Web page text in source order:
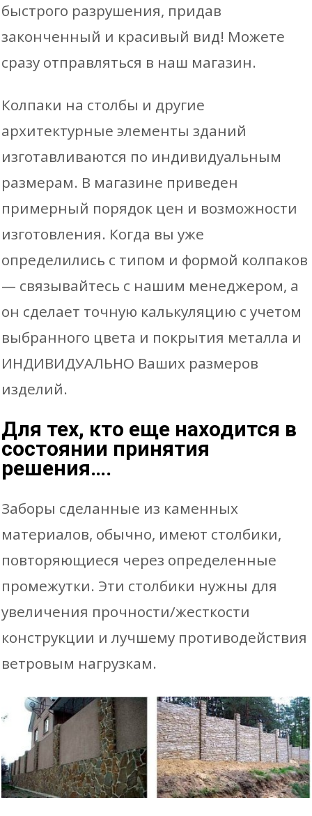
быстрого разрушения, придав
законченный и красивый вид! Можете
сразу отправляться в наш магазин.
Колпаки на столбы и другие
архитектурные элементы зданий
изготавливаются по индивидуальным
размерам. В магазине приведен
примерный порядок цен и возможности
изготовления. Когда вы уже
определились с типом и формой колпаков
— связывайтесь с нашим менеджером, а
он сделает точную калькуляцию с учетом
выбранного цвета и покрытия металла и
ИНДИВИДУАЛЬНО Ваших размеров
изделий.
Для тех, кто еще находится в
состоянии принятия
решения….
Заборы сделанные из каменных
материалов, обычно, имеют столбики,
повторяющиеся через определенные
промежутки. Эти столбики нужны для
увеличения прочности/жесткости
конструкции и лучшему противодействия
ветровым нагрузкам.